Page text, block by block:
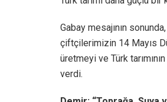
Gabay mesajının
çiftçilerimizin 14 Mayıs
üretmeyi ve Türk
verdi.